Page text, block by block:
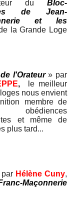
du Bloc-
de Jean-
et les
la Grande Loge
l'Orateur» par
,
le meilleur
nous envient
membre de
et même de
plus tard...
Hélène Cuny,
Maçonnerie